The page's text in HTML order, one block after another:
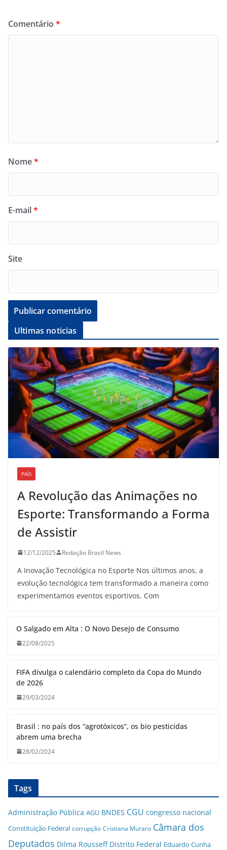
Comentário *
Nome*
E-mail*
Site
Ultimas noticias
PAÍS
A Revolução das Animações no
Esporte: Transformando a Forma
de Assistir
12/12/2025 Redação Brasil News
A Inovação Tecnológica no Esporte Nos últimos anos, a
evolução tecnológica tem transformado a maneira como
experimentamos eventos esportivos. Com
O Salgado em Alta : O Novo Desejo de Consumo
22/08/2025
FIFA divulga o calendário completo da Copa do Mundo
de 2026
29/03/2024
Brasil : no país dos “agrotóxicos”, os bio pesticidas
abrem uma brecha
28/02/2024
Tags
Administração Pública AGU BNDES CGU congresso nacional
Constituição Federal corrupção Cristiana Muraro Câmara dos
Deputados Dilma Rousseff Distrito Federal Eduardo Cunha